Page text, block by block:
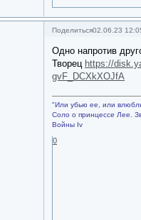
Поделиться02.06.23
Одно напротив
Творец https://
gvF_DCXkXOJfA
"Или убью ее, или
Соло о принцессе Лее.
Войны Iv
0